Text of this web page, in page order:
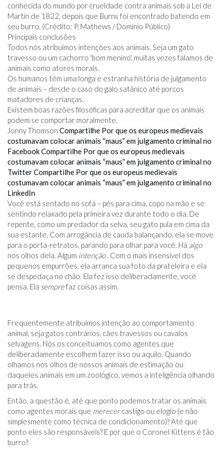
conhecida do mundo por crueldade contra animais sob a Lei de
Martin de 1822, depois que Burns foi encontrado batendo em
seu burro. (Crédito: P. Mathews / Domínio Público)
Principais conclusões
Todos nós atribuímos intenções aos animais. Seja um gato
travesso ou um cachorro 'bom menino', muitas vezes falamos de
animais como atores morais.
Os humanos têm uma longa e estranha história de julgamento
de animais – desde o caso do galo satânico até porcos
matadores de crianças.
Existem boas razões filosóficas para acreditar que os animais
podem se comportar moralmente.
Jonny Thomson Compartilhe Por que os europeus medievais
costumavam colocar animais “maus” em julgamento criminal no
FacebookCompartilhe Por que os europeus medievais
costumavam colocar animais “maus” em julgamento criminal no
TwitterCompartilhe Por que os europeus medievais
costumavam colocar animais “maus” em julgamento criminal no
LinkedIn
Você está sentado no sofá – pés para cima, copo na mão e se
sentindo relaxado pela primeira vez durante todo o dia. De
repente, como um predador da selva, seu gato pula em cima da
sua estante. Com arrogância de cauda balançando, ela se move
para o porta-retratos, parando para olhar para você. Há algo
nos olhos dela. Algum intenção. Com o mais insensível dos
pequenos empurrões, ela arranca sua foto da prateleira e ela
se despedaça no chão. Ela fez isso deliberadamente, você
pensa. Ela semprefaz coisas assim.
Frequentemente atribuímos intenção ao comportamento
animal, seja gatos contrários, cães travessos ou cavalos
selvagens. Nós os conceituamos como agentes que
deliberadamente escolhem fazer isso ou aquilo. Quando
olhamos nos olhos de nossos animais de estimação ou
daqueles animais em um zoológico, vemos a inteligência olhando
para trás.
Então, a questão é, até que ponto podemos tratar os animais
como agentes morais que merecercastigo ou elogio (e não
simplesmente como técnica de condicionamento)? Até que
ponto eles são responsáveis? E por que o Coronel Kittens é tão
burro?